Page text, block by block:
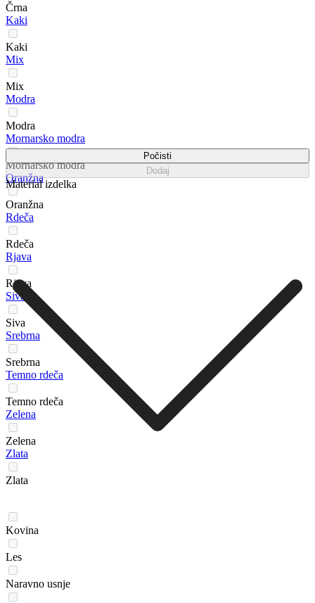
Črna
Kaki
Kaki
Mix
Mix
Modra
Modra
Mornarsko modra
Mornarsko modra
Oranžna
Oranžna
Rdeča
Rdeča
Rjava
Rjava
Siva
Siva
Srebrna
Srebrna
Temno rdeča
Temno rdeča
Zelena
Zelena
Zlata
Zlata
Počisti
Dodaj
Material izdelka
Kovina
Les
Naravno usnje